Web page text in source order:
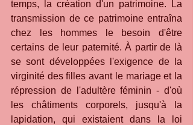
temps, la création d'un patrimoine. La
transmission de ce patrimoine entraîna
chez les hommes le besoin d'être
certains de leur paternité. À partir de là
se sont développées l'exigence de la
virginité des filles avant le mariage et la
répression de l'adultère féminin - d'où
les châtiments corporels, jusqu'à la
lapidation, qui existaient dans la loi